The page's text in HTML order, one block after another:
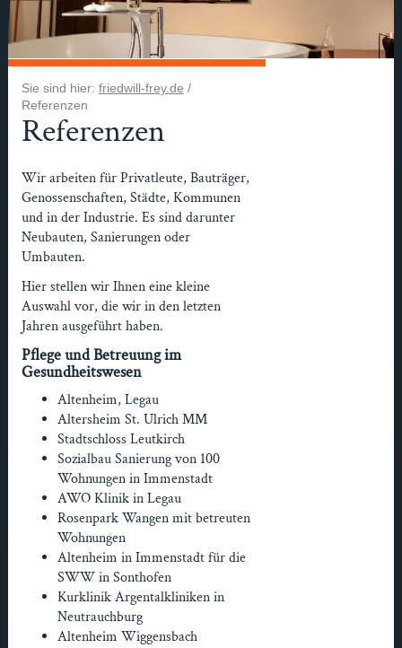
Sie sind hier: friedwill-frey.de /
Referenzen
Referenzen
Wir arbeiten für Privatleute, Bauträger,
Genossenschaften, Städte, Kommunen
und in der Industrie. Es sind darunter
Neubauten, Sanierungen oder
Umbauten.
Hier stellen wir Ihnen eine kleine
Auswahl vor, die wir in den letzten
Jahren ausgeführt haben.
Pflege und Betreuung im
Gesundheitswesen
Altenheim, Legau
Altersheim St. Ulrich MM
Stadtschloss Leutkirch
Sozialbau Sanierung von 100
Wohnungen in Immenstadt
AWO Klinik in Legau
Rosenpark Wangen mit betreuten
Wohnungen
Altenheim in Immenstadt für die
SWW in Sonthofen
Kurklinik Argentalkliniken in
Neutrauchburg
Altenheim Wiggensbach